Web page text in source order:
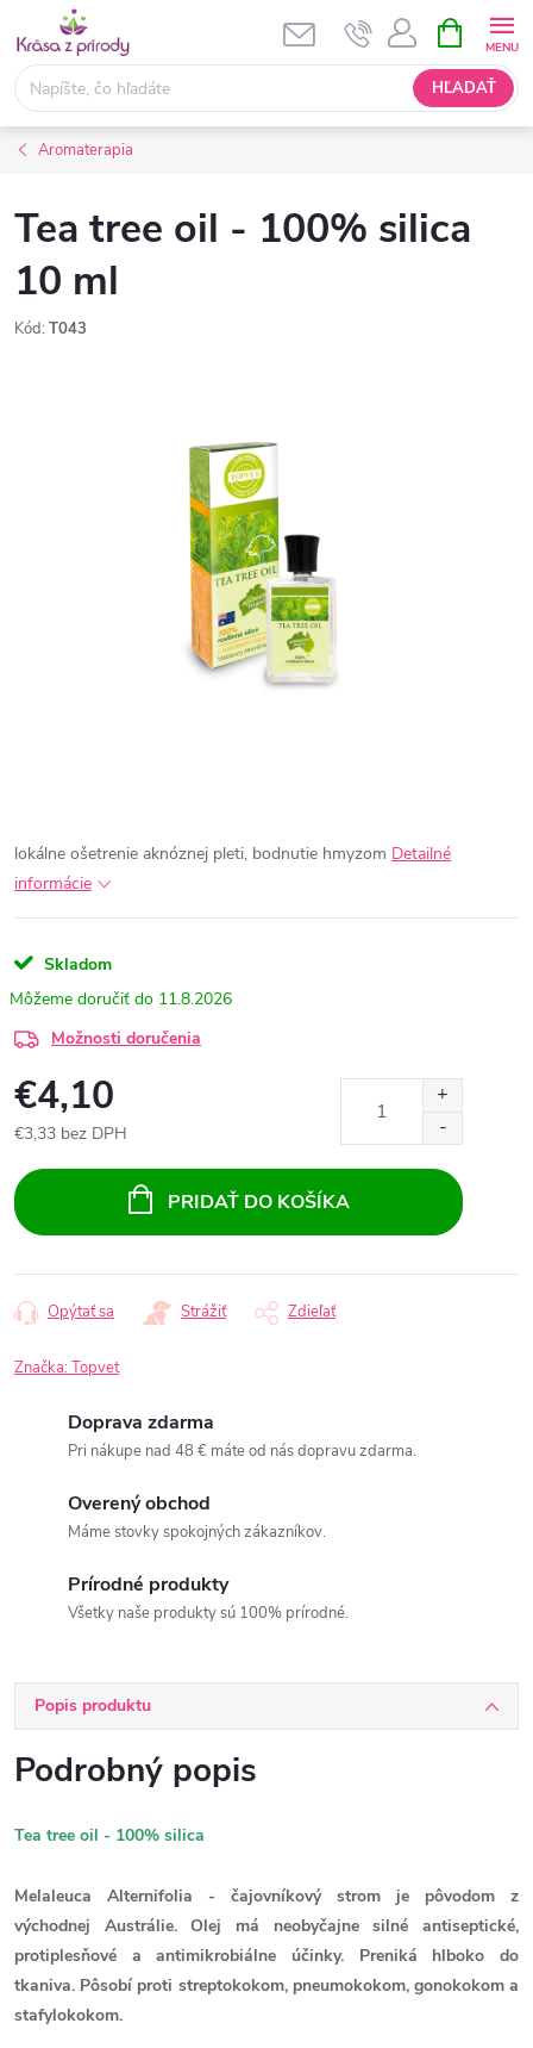
obsah
HĽADAŤ
KOŠÍK
Aromaterapia
Tea tree oil - 100% silica
10 ml
Kód: T043
lokálne ošetrenie aknóznej pleti, bodnutie hmyzom Detailné
informácie
Skladom
11.8.2026
Možnosti doručenia
€4,10
€3,33 bez DPH
cena:
PRIDAŤ DO KOŠÍKA
Opýtať sa Strážiť Zdieľať
Značka:Topvet
Doprava zdarma
Pri nákupe nad 48 € máte od nás dopravu zdarma.
Overený obchod
Máme stovky spokojných zákazníkov.
Prírodné produkty
Všetky naše produkty sú 100% prírodné.
Popis produktu
Podrobný popis
Tea tree oil - 100% silica
Melaleuca Alternifolia - čajovníkový strom je pôvodom z
východnej Austrálie. Olej má neobyčajne silné antiseptické,
protiplesňové a antimikrobiálne účinky. Preniká hlboko do
tkaniva. Pôsobí proti streptokokom, pneumokokom, gonokokom a
stafylokokom.